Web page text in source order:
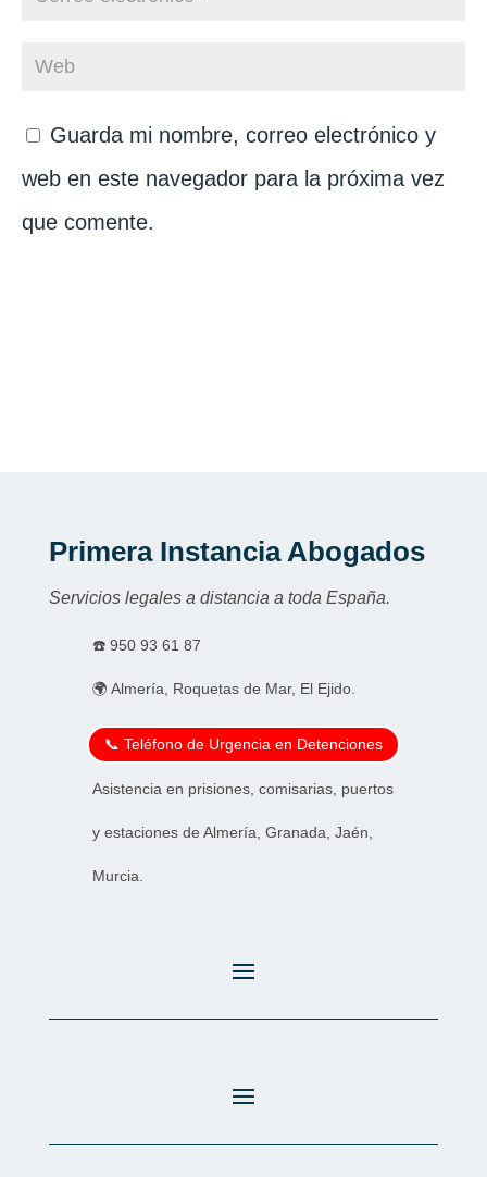
Guarda mi nombre, correo electrónico y
web en este navegador para la próxima vez
que comente.
Primera Instancia Abogados
Servicios legales a distancia a toda España.
☎️ 950 93 61 87
🌍 Almería, Roquetas de Mar, El Ejido.
📞 Teléfono de Urgencia en Detenciones
Asistencia en prisiones, comisarias, puertos
y estaciones de Almería, Granada, Jaén,
Murcia.